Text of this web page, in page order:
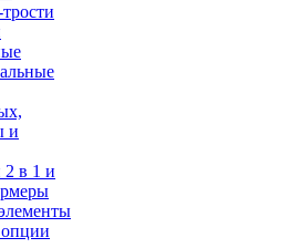
и
2 в 1 и